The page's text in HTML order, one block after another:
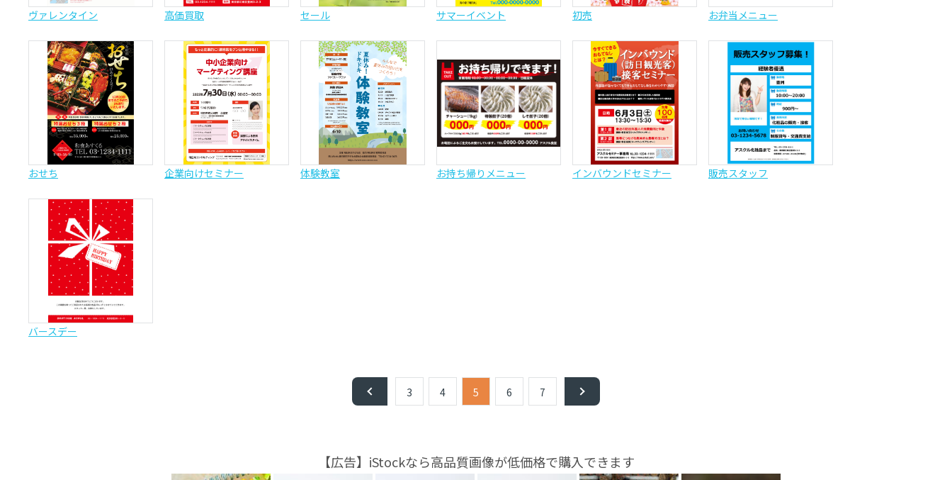
ヴァレンタイン 高価買取 セール サマーイベント 初売 お弁当メニュー
おせち 企業向けセミナー 体験教室 お持ち帰りメニュー インバウンドセミナー 販売スタッフ
バースデー
3 4 5 6 7
【広告】iStockなら高品質画像が低価格で購入できます